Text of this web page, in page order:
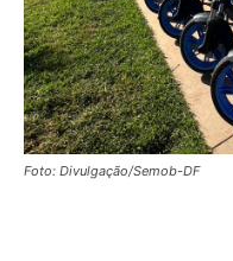
Foto: Divulgação/Semob-DF